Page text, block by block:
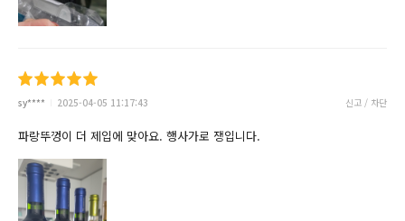
sy**** 2025-04-05 11:17:43 신고 / 차단
파랑뚜껑이 더 제입에 맞아요. 행사가로 쟁입니다.